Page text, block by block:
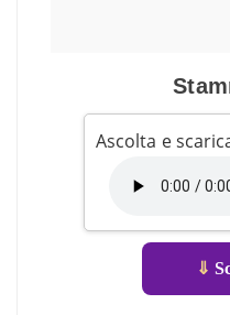
Ascolta e
⇓